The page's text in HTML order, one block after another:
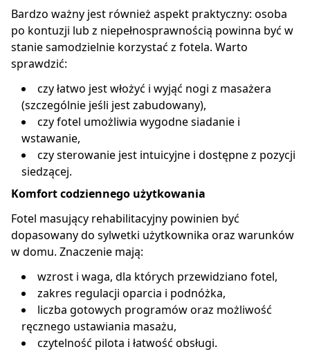
Bardzo ważny jest również aspekt praktyczny: osoba
po kontuzji lub z niepełnosprawnością powinna być w
stanie samodzielnie korzystać z fotela. Warto
sprawdzić:
czy łatwo jest włożyć i wyjąć nogi z masażera
(szczególnie jeśli jest zabudowany),
czy fotel umożliwia wygodne siadanie i
wstawanie,
czy sterowanie jest intuicyjne i dostępne z pozycji
siedzącej.
Komfort codziennego użytkowania
Fotel masujący rehabilitacyjny powinien być
dopasowany do sylwetki użytkownika oraz warunków
w domu. Znaczenie mają:
wzrost i waga, dla których przewidziano fotel,
zakres regulacji oparcia i podnóżka,
liczba gotowych programów oraz możliwość
ręcznego ustawiania masażu,
czytelność pilota i łatwość obsługi.